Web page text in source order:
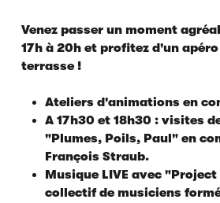
Venez passer un moment
17h à 20h et profitez d'un
terrasse !
Ateliers d'animations en
A 17h30 et 18h30 : visites
"Plumes, Poils, Paul" en
François Straub.
Musique LIVE avec
collectif de musiciens